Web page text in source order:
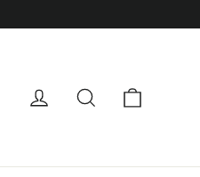
compterecherche